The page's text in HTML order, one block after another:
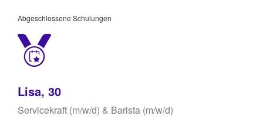
Abgeschlossene Schulungen
Lisa, 30
Servicekraft (m/w/d) & Barista (m/w/d)